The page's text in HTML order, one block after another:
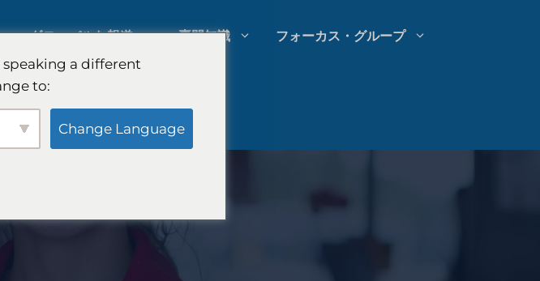
場調査
よび量的研究
グローバルな報道 専門知識 フォーカス・グループ
a different
to:
Change Language